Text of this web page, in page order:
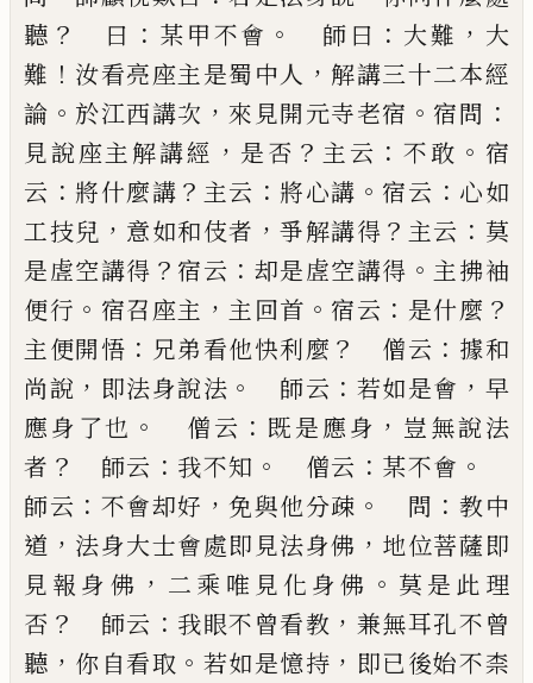
聽 ？ 曰 ： 某甲不會 。 師曰 ： 大難 ， 大
難 ！ 汝看亮座主是蜀中人 ， 解講三十二本經
論 。 於江西講次 ， 來見開元寺老宿 。 宿問 ：
見說座主解講經 ， 是否 ？ 主云 ：不敢 。 宿
云 ： 將什麼講 ？ 主云 ： 將心講 。 宿云 ： 心如
工技兒 ， 意如和伎者 ，爭解講得 ？ 主云 ： 莫
是虗空講得 ？ 宿云 ： 却是虗空講得 。 主拂袖
便行 。 宿召座主 ， 主回首 。 宿云 ： 是什麼 ？
主便開悟 ： 兄弟看他快利麼 ？ 僧云 ： 據和
尚說 ， 即法身說法 。 師云 ： 若如是會 ， 早
應身了也 。 僧云 ： 既是應身 ， 豈無說法
者 ？ 師云 ： 我不知 。 僧云 ： 某不會 。
師云 ： 不會却好 ，免與他分疎 。 問 ：教中
道 ， 法身大士會處即見法身佛 ， 地位菩薩即
見報身佛 ， 二乘唯見化 身佛 。 莫是此理
否 ？ 師云 ： 我眼不曾看教 ， 兼無耳孔不曾
聽 ， 你自看取 。 若如是憶持 ， 即已後始不柰